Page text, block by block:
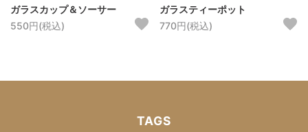
ガラスカップ＆ソーサー
550円(税込)
ガラスティーポット
770円(税込)
TAGS